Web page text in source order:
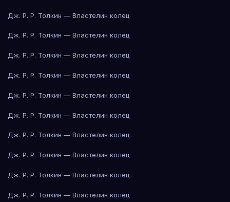
Дж. Р. Р. Толкин — Властелин колец
Дж. Р. Р. Толкин — Властелин колец
Дж. Р. Р. Толкин — Властелин колец
Дж. Р. Р. Толкин — Властелин колец
Дж. Р. Р. Толкин — Властелин колец
Дж. Р. Р. Толкин — Властелин колец
Дж. Р. Р. Толкин — Властелин колец
Дж. Р. Р. Толкин — Властелин колец
Дж. Р. Р. Толкин — Властелин колец
Дж. Р. Р. Толкин — Властелин колец